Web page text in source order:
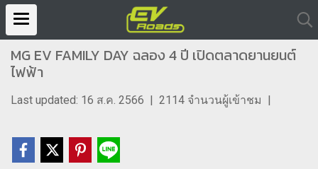
MG EV FAMILY DAY ฉลอง 4 ปี เปิดตลาดยานยนต์
ไฟฟ้า
Last updated: 16 ส.ค. 2566 | 2114 จำนวนผู้เข้าชม |